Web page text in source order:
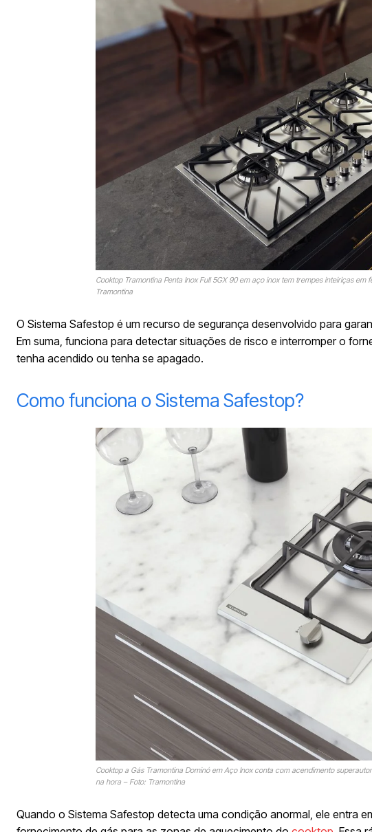
Cooktop Tramontina Penta Inox Full 5GX 90 em aço inox tem trempes inteiriças
Tramontina
O Sistema Safestop é um recurso de segurança desenvolvido para
Em suma, funciona para detectar situações de risco e interromper o
tenha acendido ou tenha se apagado.
Como funciona o Sistema Safestop?
Cooktop a Gás Tramontina Dominó em Aço Inox conta com acendimento
na hora – Foto: Tramontina
Quando o Sistema Safestop detecta uma condição anormal, ele entra